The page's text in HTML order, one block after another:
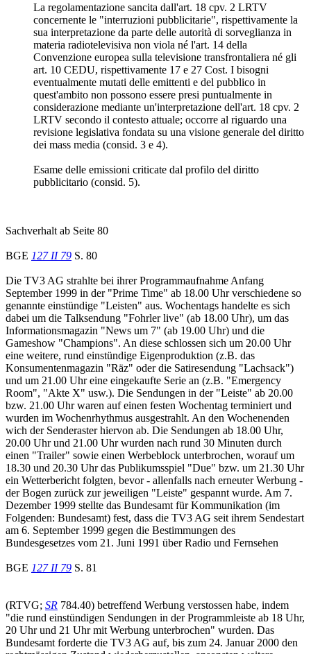
La regolamentazione sancita dall'art. 18 cpv. 2 LRTV
concernente le "interruzioni pubblicitarie", rispettivamente la
sua interpretazione da parte delle autorità di sorveglianza in
materia radiotelevisiva non viola né l'art. 14 della
Convenzione europea sulla televisione transfrontaliera né gli
art. 10 CEDU, rispettivamente 17 e 27 Cost. I bisogni
eventualmente mutati delle emittenti e del pubblico in
quest'ambito non possono essere presi puntualmente in
considerazione mediante un'interpretazione dell'art. 18 cpv. 2
LRTV secondo il contesto attuale; occorre al riguardo una
revisione legislativa fondata su una visione generale del diritto
dei mass media (consid. 3 e 4).
Esame delle emissioni criticate dal profilo del diritto
pubblicitario (consid. 5).
Sachverhalt ab Seite 80
BGE 127 II 79 S. 80
Die TV3 AG strahlte bei ihrer Programmaufnahme Anfang
September 1999 in der "Prime Time" ab 18.00 Uhr verschiedene so
genannte einstündige "Leisten" aus. Wochentags handelte es sich
dabei um die Talksendung "Fohrler live" (ab 18.00 Uhr), um das
Informationsmagazin "News um 7" (ab 19.00 Uhr) und die
Gameshow "Champions". An diese schlossen sich um 20.00 Uhr
eine weitere, rund einstündige Eigenproduktion (z.B. das
Konsumentenmagazin "Räz" oder die Satiresendung "Lachsack")
und um 21.00 Uhr eine eingekaufte Serie an (z.B. "Emergency
Room", "Akte X" usw.). Die Sendungen in der "Leiste" ab 20.00
bzw. 21.00 Uhr waren auf einen festen Wochentag terminiert und
wurden im Wochenrhythmus ausgestrahlt. An den Wochenenden
wich der Senderaster hiervon ab. Die Sendungen ab 18.00 Uhr,
20.00 Uhr und 21.00 Uhr wurden nach rund 30 Minuten durch
einen "Trailer" sowie einen Werbeblock unterbrochen, worauf um
18.30 und 20.30 Uhr das Publikumsspiel "Due" bzw. um 21.30 Uhr
ein Wetterbericht folgten, bevor - allenfalls nach erneuter Werbung -
der Bogen zurück zur jeweiligen "Leiste" gespannt wurde. Am 7.
Dezember 1999 stellte das Bundesamt für Kommunikation (im
Folgenden: Bundesamt) fest, dass die TV3 AG seit ihrem Sendestart
am 6. September 1999 gegen die Bestimmungen des
Bundesgesetzes vom 21. Juni 1991 über Radio und Fernsehen
BGE 127 II 79 S. 81
(RTVG; SR 784.40) betreffend Werbung verstossen habe, indem
"die rund einstündigen Sendungen in der Programmleiste ab 18 Uhr,
20 Uhr und 21 Uhr mit Werbung unterbrochen" wurden. Das
Bundesamt forderte die TV3 AG auf, bis zum 24. Januar 2000 den